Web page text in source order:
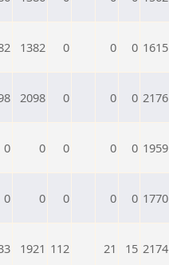
1382 0 0 0 1615
2098 0 0 0 2176
0 0 0 0 0 1959
0 0 0 0 0 1770
1921 112 21 15 2174